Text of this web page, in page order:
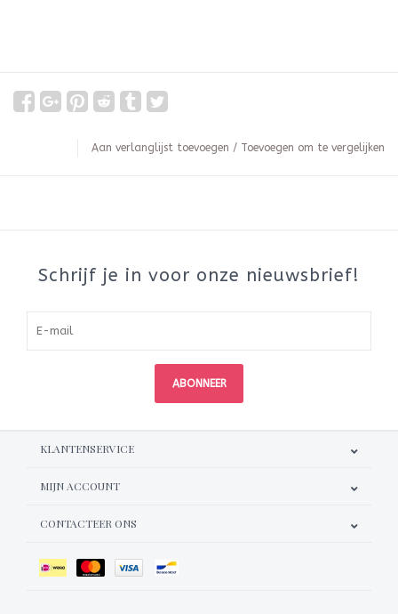
Aan verlanglijst toevoegen / Toevoegen om te vergelijken
Schrijf je in voor onze nieuwsbrief!
ABONNEER
KLANTENSERVICE
MIJN ACCOUNT
CONTACTEER ONS